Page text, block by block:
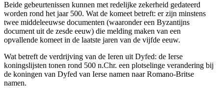
Beide gebeurtenissen kunnen met redelijke zekerheid gedateerd
worden rond het jaar 500. Wat de komeet betreft: er zijn minstens
twee middeleeuwse documenten (waaronder een Byzantijns
document uit de zesde eeuw) die melding maken van een
opvallende komeet in de laatste jaren van de vijfde eeuw.
Wat betreft de verdrijving van de Ieren uit Dyfed: de Ierse
koningslijsten tonen rond 500 n.Chr. een plotselinge verandering bij
de koningen van Dyfed van Ierse namen naar Romano-Britse
namen.